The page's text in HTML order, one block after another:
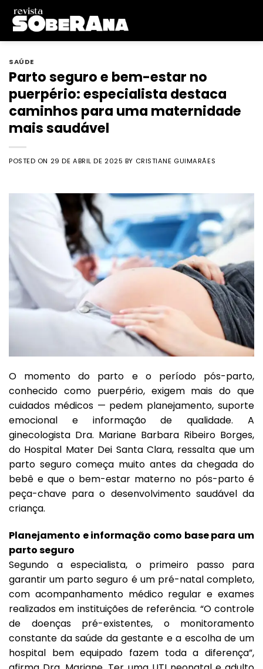
Skip
content
SAÚDE
Parto seguro e bem-estar no
puerpério: especialista destaca
caminhos para uma maternidade
mais saudável
POSTED ON 29 DE ABRIL DE 2025 BY CRISTIANE GUIMARÃES
O momento do parto e o período pós-parto,
conhecido como puerpério, exigem mais do que
cuidados médicos — pedem planejamento, suporte
emocional e informação de qualidade. A
ginecologista Dra. Mariane Barbara Ribeiro Borges,
do Hospital Mater Dei Santa Clara, ressalta que um
parto seguro começa muito antes da chegada do
bebê e que o bem-estar materno no pós-parto é
peça-chave para o desenvolvimento saudável da
criança.
Planejamento e informação como base para um
parto seguro
Segundo a especialista, o primeiro passo para
garantir um parto seguro é um pré-natal completo,
com acompanhamento médico regular e exames
realizados em instituições de referência. “O controle
de doenças pré-existentes, o monitoramento
constante da saúde da gestante e a escolha de um
hospital bem equipado fazem toda a diferença”,